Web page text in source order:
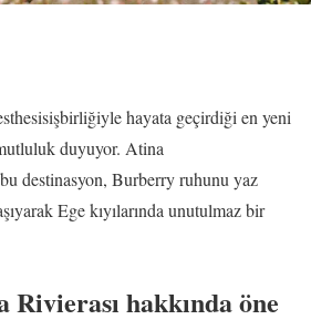
hayata geçirdiği en yeni
duyuyor. Atina
destinasyon, Burberry ruhunu yaz
Ege kıyılarında unutulmaz bir
hakkında öne